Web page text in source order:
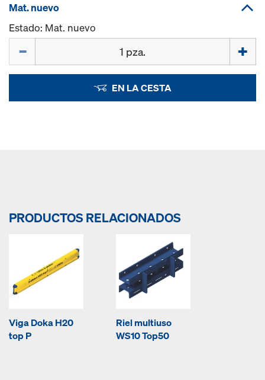
Mat. nuevo
Estado: Mat. nuevo
EN LA CESTA
PRODUCTOS RELACIONADOS
Viga Doka H20
top P
Riel multiuso
WS10 Top50